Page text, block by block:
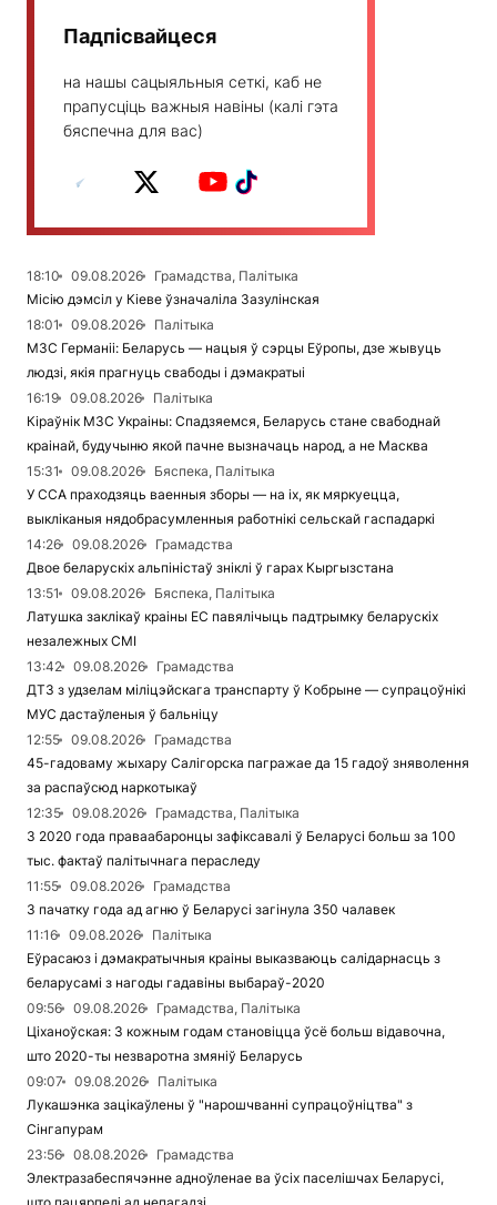
Падпісвайцеся
на нашы сацыяльныя сеткі, каб не
прапусціць важныя навіны (калі гэта
бяспечна для вас)
18:10 09.08.2026
Грамадства, Палітыка
Місію дэмсіл у Кіеве ўзначаліла Зазулінская
18:01
09.08.2026
Палітыка
МЗС Германіі: Беларусь — нацыя ў сэрцы Еўропы, дзе жывуць
людзі, якія прагнуць свабоды і дэмакратыі
16:19
09.08.2026
Палітыка
Кіраўнік МЗС Украіны: Спадзяемся, Беларусь стане свабоднай
краінай, будучыню якой пачне вызначаць народ, а не Масква
15:31
09.08.2026
Бяспека, Палітыка
У ССА праходзяць ваенныя зборы — на іх, як мяркуецца,
выкліканыя нядобрасумленныя работнікі сельскай гаспадаркі
14:26
09.08.2026
Грамадства
Двое беларускіх альпіністаў зніклі ў гарах Кыргызстана
13:51
09.08.2026
Бяспека, Палітыка
Латушка заклікаў краіны ЕС павялічыць падтрымку беларускіх
незалежных СМІ
13:42
09.08.2026
Грамадства
ДТЗ з удзелам міліцэйскага транспарту ў Кобрыне — супрацоўнікі
МУС дастаўленыя ў бальніцу
12:55
09.08.2026
Грамадства
45-гадоваму жыхару Салігорска пагражае да 15 гадоў зняволення
за распаўсюд наркотыкаў
12:35
09.08.2026
Грамадства, Палітыка
З 2020 года праваабаронцы зафіксавалі ў Беларусі больш за 100
тыс. фактаў палітычнага пераследу
11:55
09.08.2026
Грамадства
З пачатку года ад агню ў Беларусі загінула 350 чалавек
11:16
09.08.2026
Палітыка
Еўрасаюз і дэмакратычныя краіны выказваюць салідарнасць з
беларусамі з нагоды гадавіны выбараў-2020
09:56
09.08.2026
Грамадства, Палітыка
Ціханоўская: З кожным годам становіцца ўсё больш відавочна,
што 2020-ты незваротна змяніў Беларусь
09:07
09.08.2026
Палітыка
Лукашэнка зацікаўлены ў "нарошчванні супрацоўніцтва" з
Сінгапурам
23:56
08.08.2026
Грамадства
Электразабеспячэнне адноўленае ва ўсіх паселішчах Беларусі,